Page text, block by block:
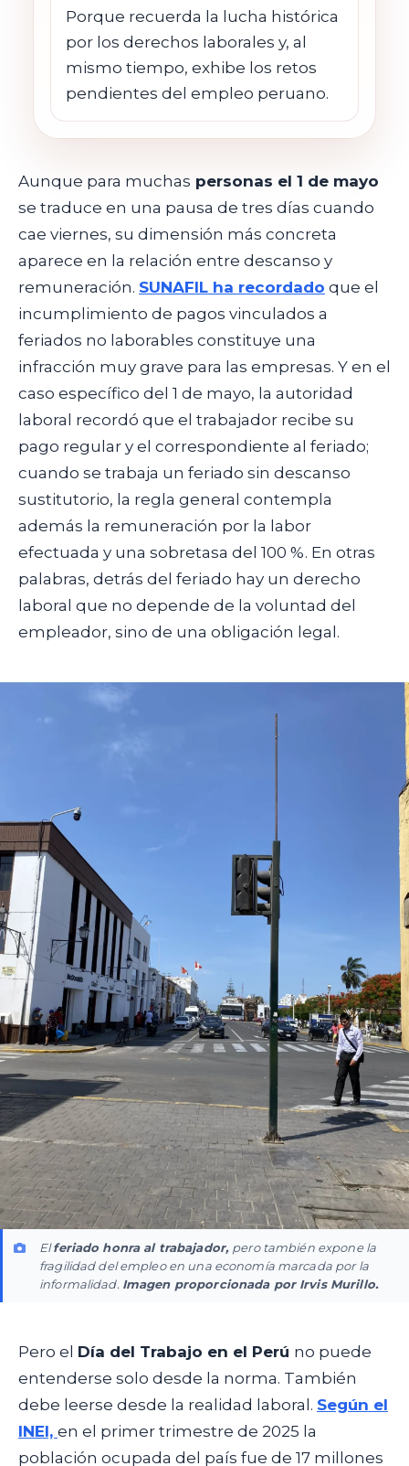
Porque recuerda la lucha histórica
por los derechos laborales y, al
mismo tiempo, exhibe los retos
pendientes del empleo peruano.
Aunque para muchas personas el 1 de mayo
se traduce en una pausa de tres días cuando
cae viernes, su dimensión más concreta
aparece en la relación entre descanso y
remuneración. SUNAFIL ha recordado que el
incumplimiento de pagos vinculados a
feriados no laborables constituye una
infracción muy grave para las empresas. Y en el
caso específico del 1 de mayo, la autoridad
laboral recordó que el trabajador recibe su
pago regular y el correspondiente al feriado;
cuando se trabaja un feriado sin descanso
sustitutorio, la regla general contempla
además la remuneración por la labor
efectuada y una sobretasa del 100 %. En otras
palabras, detrás del feriado hay un derecho
laboral que no depende de la voluntad del
empleador, sino de una obligación legal.
Elferiado honra al trabajador, pero también expone la
fragilidad del empleo en una economía marcada por la
informalidad. Imagen proporcionada por Irvis Murillo.
Pero el Día del Trabajo en el Perú no puede
entenderse solo desde la norma. También
debe leerse desde la realidad laboral. Según el
INEI, en el primer trimestre de 2025 la
población ocupada del país fue de 17 millones